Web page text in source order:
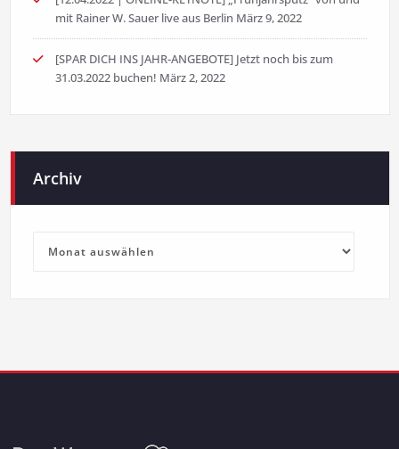
mit Rainer W. Sauer live aus Berlin März 9, 2022
[SPAR DICH INS JAHR-ANGEBOTE] Jetzt noch bis zum
31.03.2022 buchen! März 2, 2022
Archiv